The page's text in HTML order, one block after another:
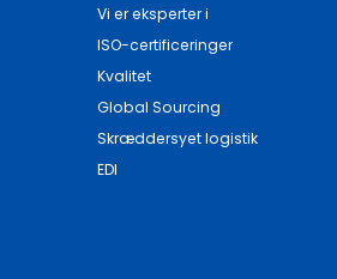
Vi er eksperter i
ISO-certificeringer
Kvalitet
Global Sourcing
Skræddersyet logistik
EDI